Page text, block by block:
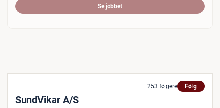
Se jobbet
253 følgere Følg
SundVikar A/S